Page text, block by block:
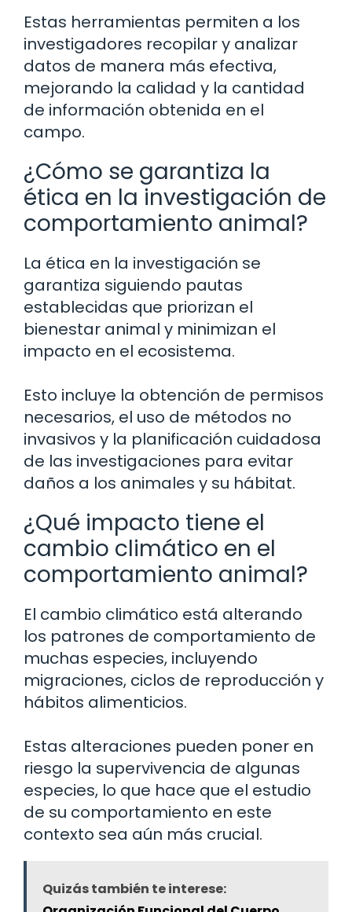
Estas herramientas permiten a los
investigadores recopilar y analizar
datos de manera más efectiva,
mejorando la calidad y la cantidad
de información obtenida en el
campo.
¿Cómo se garantiza la
ética en la investigación de
comportamiento animal?
La ética en la investigación se
garantiza siguiendo pautas
establecidas que priorizan el
bienestar animal y minimizan el
impacto en el ecosistema.
Esto incluye la obtención de permisos
necesarios, el uso de métodos no
invasivos y la planificación cuidadosa
de las investigaciones para evitar
daños a los animales y su hábitat.
¿Qué impacto tiene el
cambio climático en el
comportamiento animal?
El cambio climático está alterando
los patrones de comportamiento de
muchas especies, incluyendo
migraciones, ciclos de reproducción y
hábitos alimenticios.
Estas alteraciones pueden poner en
riesgo la supervivencia de algunas
especies, lo que hace que el estudio
de su comportamiento en este
contexto sea aún más crucial.
Quizás también te interese: